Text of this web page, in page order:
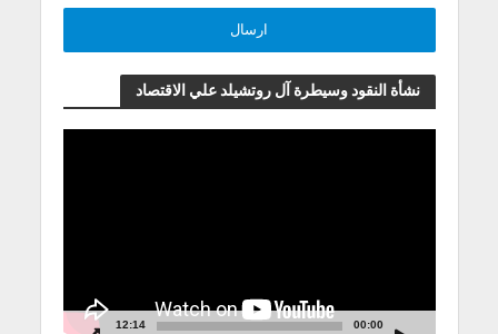
نشأة النقود وسيطرة آل روتشيلد علي الاقتصاد
00:00
12:14